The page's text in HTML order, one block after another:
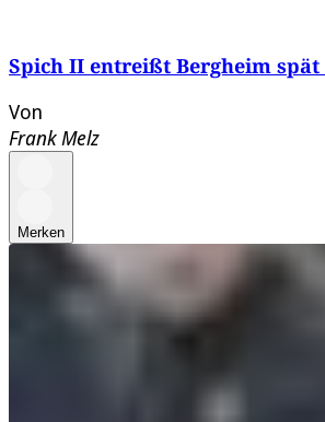
Spich II entreißt Bergheim spät
Von
Frank Melz
Merken